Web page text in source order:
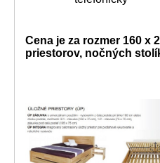
Cena je za rozmer 160 x
priestorov, nočných